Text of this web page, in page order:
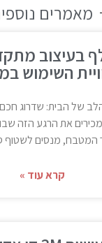
מאמרים
בעיצוב
השימוש
של הבית: שדרוג
את הרגע הזה
המטבח, מנסים לשטוף
קרא עוד »